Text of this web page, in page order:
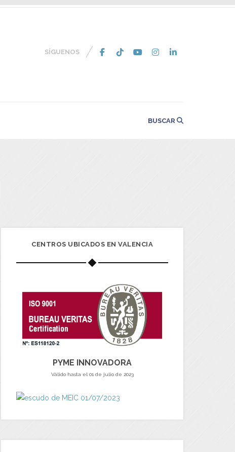
SÍGUENOS
BUSCAR
CENTROS UBICADOS EN VALENCIA
PYME INNOVADORA
Válido hasta el 01 de julio de 2023